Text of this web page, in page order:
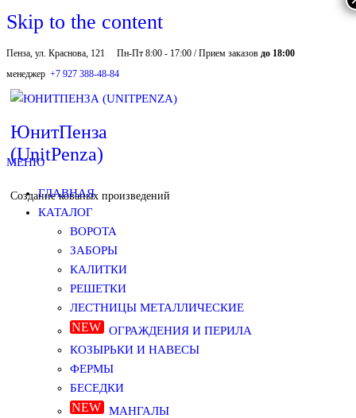
Skip to the content
Пенза, ул. Краснова, 121 Пн-Пт 8:00 - 17:00 / Прием заказов до 18:00
менеджер +7 927 388-48-84
ЮнитПенза
(UnitPenza)
Создание кованых произведений
МЕНЮ
ГЛАВНАЯ
КАТАЛОГ
ВОРОТА
ЗАБОРЫ
КАЛИТКИ
РЕШЕТКИ
ЛЕСТНИЦЫ МЕТАЛЛИЧЕСКИЕ
ОГРАЖДЕНИЯ И ПЕРИЛА
КОЗЫРЬКИ И НАВЕСЫ
ФЕРМЫ
БЕСЕДКИ
МАНГАЛЫ